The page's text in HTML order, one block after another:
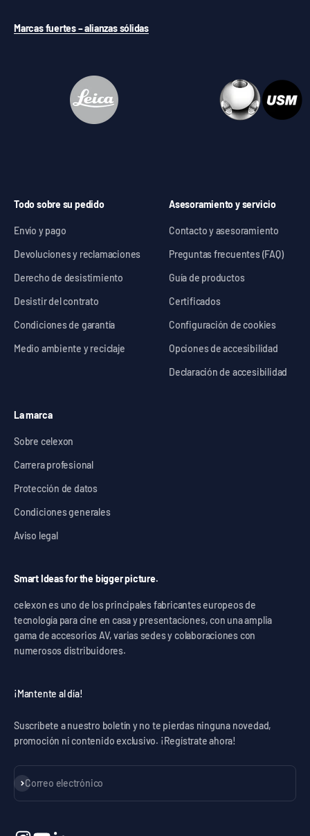
Marcas fuertes – alianzas sólidas
Todo sobre su pedido
Envío y pago
Devoluciones y reclamaciones
Derecho de desistimiento
Desistir del contrato
Condiciones de garantía
Medio ambiente y reciclaje
Asesoramiento y servicio
Contacto y asesoramiento
Preguntas frecuentes (FAQ)
Guía de productos
Certificados
Configuración de cookies
Opciones de accesibilidad
Declaración de accesibilidad
La marca
Sobre celexon
Carrera profesional
Protección de datos
Condiciones generales
Aviso legal
Smart Ideas for the bigger picture.
celexon es uno de los principales fabricantes europeos de
tecnología para cine en casa y presentaciones, con una amplia
gama de accesorios AV, varias sedes y colaboraciones con
numerosos distribuidores.
¡Mantente al día!
Suscríbete a nuestro boletín y no te pierdas ninguna novedad,
promoción ni contenido exclusivo. ¡Regístrate ahora!
Correo electrónico
Suscribirse